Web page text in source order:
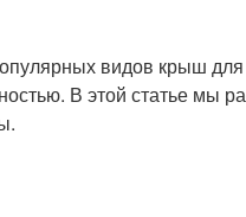
видов крыш
В этой статье мы